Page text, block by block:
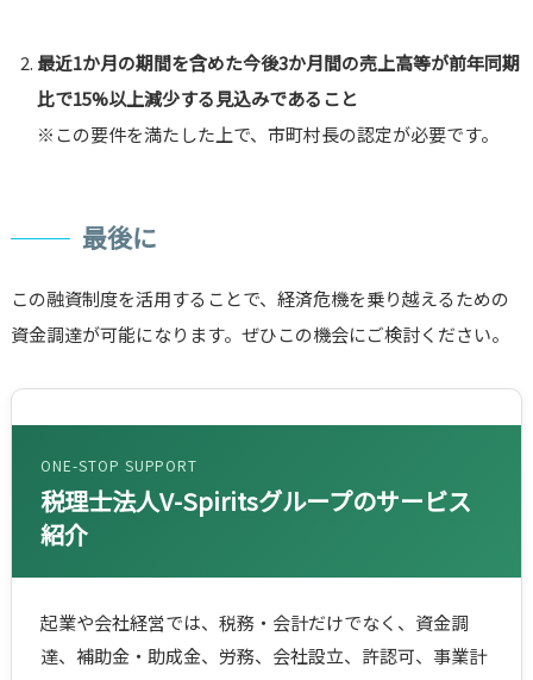
最近1か月の期間を含めた今後3か月間の売上高等が前年同期
比で15%以上減少する見込みであること
※この要件を満たした上で、市町村長の認定が必要です。
最後に
この融資制度を活用することで、経済危機を乗り越えるための
資金調達が可能になります。ぜひこの機会にご検討ください。
ONE-STOP SUPPORT
税理士法人V-Spiritsグループのサービス
紹介
起業や会社経営では、税務・会計だけでなく、資金調
達、補助金・助成金、労務、会社設立、許認可、事業計